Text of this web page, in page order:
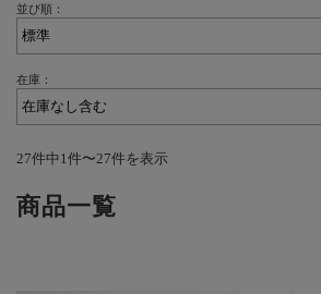
並び順：
在庫：
27件中1件〜27件を表示
商品一覧